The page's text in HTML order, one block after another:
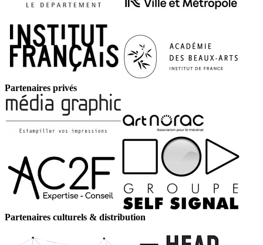
Partenaires privés
Partenaires culturels & distribution